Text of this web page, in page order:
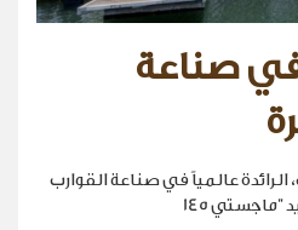
في صناعة
عالمياً في صناعة القوارب
"ماجستي 145